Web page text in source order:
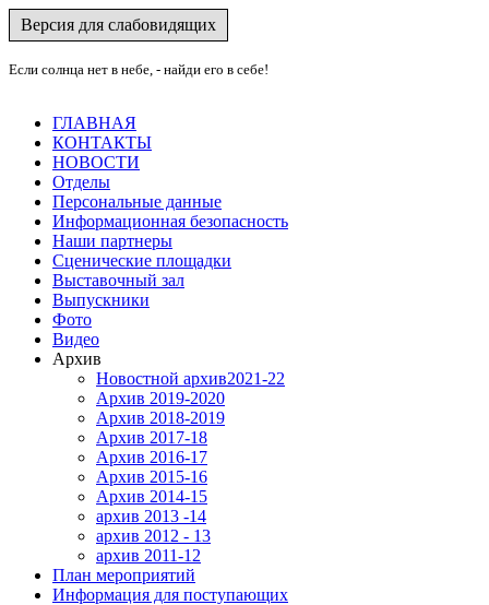
Версия для слабовидящих
Если солнца нет в небе, - найди его в себе!
ГЛАВНАЯ
КОНТАКТЫ
НОВОСТИ
Отделы
Персональные данные
Информационная безопасность
Наши партнеры
Сценические площадки
Выставочный зал
Выпускники
Фото
Видео
Архив
Новостной архив2021-22
Архив 2019-2020
Архив 2018-2019
Архив 2017-18
Архив 2016-17
Архив 2015-16
Архив 2014-15
архив 2013 -14
архив 2012 - 13
архив 2011-12
План мероприятий
Информация для поступающих